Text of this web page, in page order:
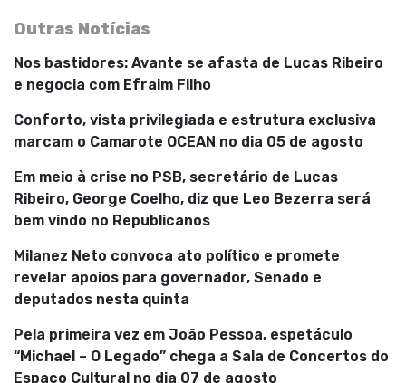
Outras Notícias
Nos bastidores: Avante se afasta de Lucas Ribeiro
e negocia com Efraim Filho
Conforto, vista privilegiada e estrutura exclusiva
marcam o Camarote OCEAN no dia 05 de agosto
Em meio à crise no PSB, secretário de Lucas
Ribeiro, George Coelho, diz que Leo Bezerra será
bem vindo no Republicanos
Milanez Neto convoca ato político e promete
revelar apoios para governador, Senado e
deputados nesta quinta
Pela primeira vez em João Pessoa, espetáculo
“Michael – O Legado” chega a Sala de Concertos do
Espaço Cultural no dia 07 de agosto